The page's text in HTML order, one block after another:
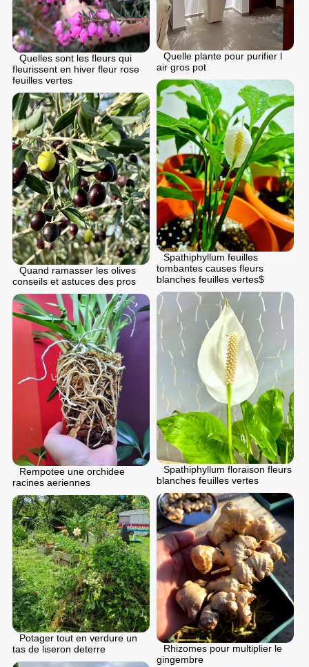
Quelle plante pour purifier l
air gros pot
Quelles sont les fleurs qui
fleurissent en hiver fleur rose
feuilles vertes
Spathiphyllum feuilles
tombantes causes fleurs
blanches feuilles vertes$
Quand ramasser les olives
conseils et astuces des pros
Spathiphyllum floraison fleurs
blanches feuilles vertes
Rempotee une orchidee
racines aeriennes
Rhizomes pour multiplier le
gingembre
Potager tout en verdure un
tas de liseron deterre